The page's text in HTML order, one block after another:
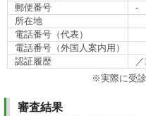
郵便番号
-
所在地
電話番号（代表）
電話番号（外国人案内用）
認証履歴
※実際に受
審査結果